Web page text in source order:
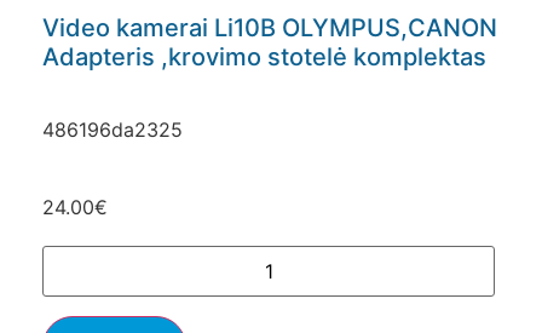
Video kamerai Li10B OLYMPUS,CANON
Adapteris ,krovimo stotelė komplektas
486196da2325
24.00€